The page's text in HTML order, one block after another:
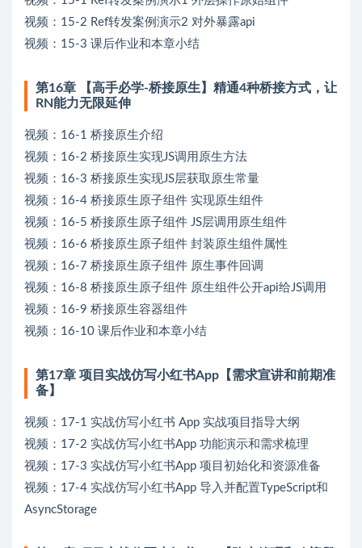
视频：15-2 Ref转发案例演示2 对外暴露api
视频：15-3 课后作业和本章小结
第16章 【高手必学-桥接原生】精通4种桥接方式，让
RN能力无限延伸
视频：16-1 桥接原生介绍
视频：16-2 桥接原生实现JS调用原生方法
视频：16-3 桥接原生实现JS层获取原生常量
视频：16-4 桥接原生原子组件 实现原生组件
视频：16-5 桥接原生原子组件 JS层调用原生组件
视频：16-6 桥接原生原子组件 封装原生组件属性
视频：16-7 桥接原生原子组件 原生事件回调
视频：16-8 桥接原生原子组件 原生组件公开api给JS调用
视频：16-9 桥接原生容器组件
视频：16-10 课后作业和本章小结
第17章 项目实战仿写小红书App【需求宣讲和前期准
备】
视频：17-1 实战仿写小红书 App 实战项目指导大纲
视频：17-2 实战仿写小红书App 功能演示和需求梳理
视频：17-3 实战仿写小红书App 项目初始化和资源准备
视频：17-4 实战仿写小红书App 导入并配置TypeScript和
AsyncStorage